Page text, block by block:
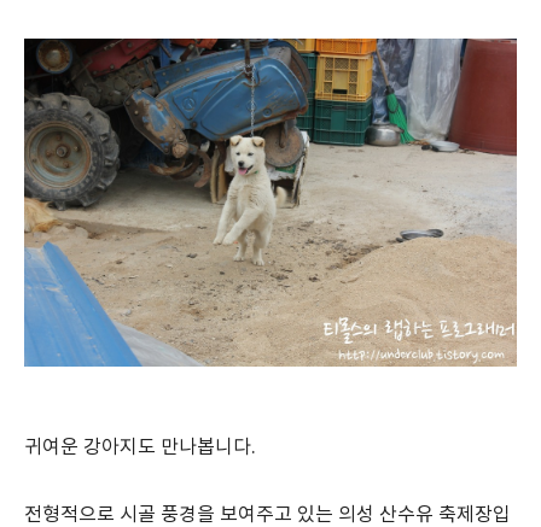
귀여운 강아지도 만나봅니다.
전형적으로 시골 풍경을 보여주고 있는 의성 산수유 축제장입